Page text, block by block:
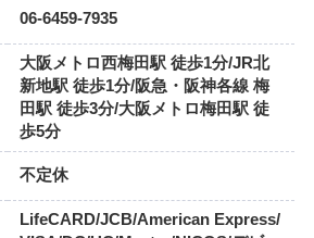
06-6459-7935
大阪メトロ西梅田駅 徒歩1分/JR北
新地駅 徒歩1分/阪急・阪神各線 梅
田駅 徒歩3分/大阪メトロ梅田駅 徒
歩5分
不定休
LifeCARD/JCB/American Express/